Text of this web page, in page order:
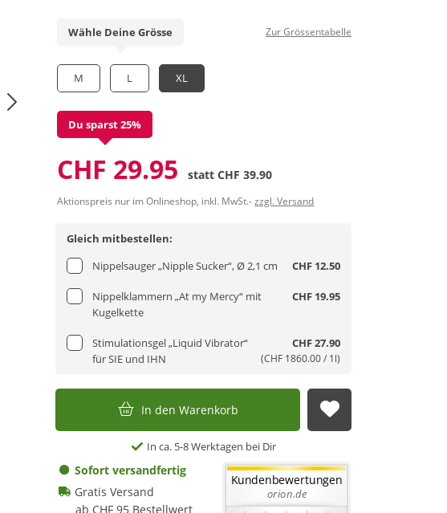
Wähle Deine Grösse
M L XL
Zur Grössentabelle
Du sparst 25%
CHF 29.95 stattCHF 39.90
Aktionspreis nur im Onlineshop, inkl. MwSt.-zzgl. Versand
Gleich mitbestellen:
Nippelsauger „Nipple Sucker“, Ø 2,1 cm
CHF 12.50
Nippelklammern „At my Mercy“ mit
Kugelkette
CHF 19.95
Stimulationsgel „Liquid Vibrator“
für SIE und IHN
CHF 27.90
(CHF 1860.00 / 1l)
In den Warenkorb Auf die
In ca. 5-8 Werktagen bei Dir
Sofort versandfertig
Gratis Versand
ab CHF 95 Bestellwert